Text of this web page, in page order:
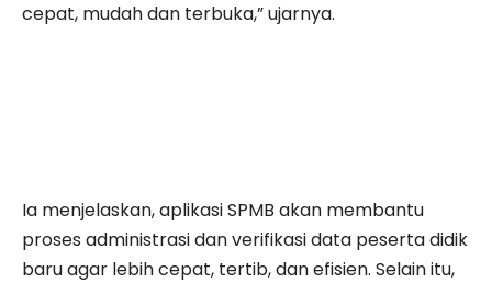
cepat, mudah dan terbuka,” ujarnya.
Ia menjelaskan, aplikasi SPMB akan membantu
proses administrasi dan verifikasi data peserta didik
baru agar lebih cepat, tertib, dan efisien. Selain itu,